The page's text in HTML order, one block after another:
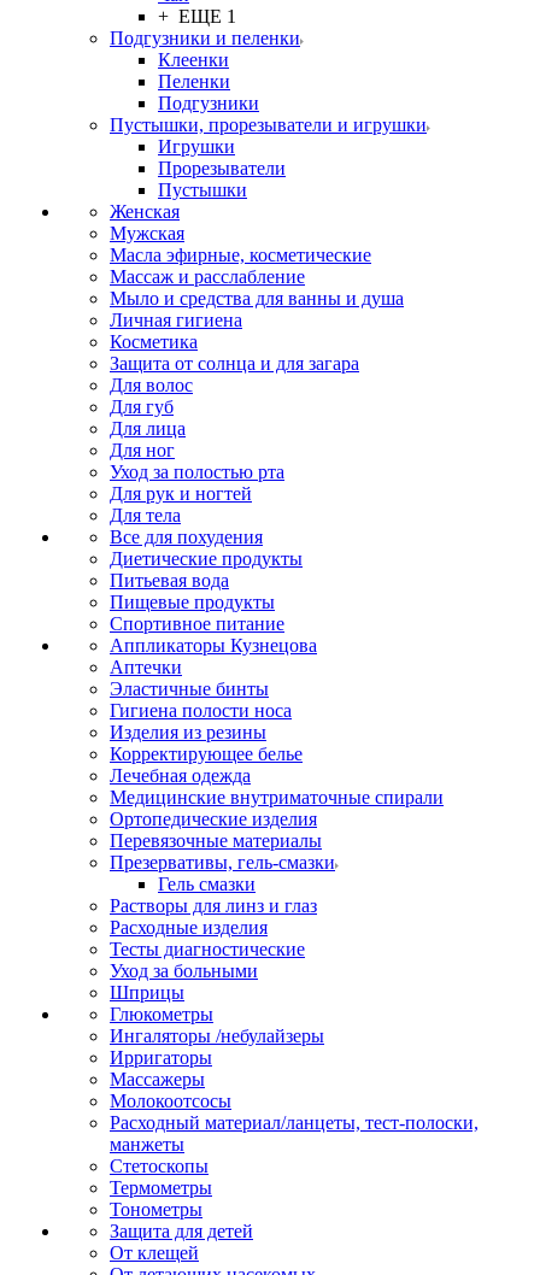
+ ЕЩЕ 1
Подгузники и пеленки
Клеенки
Пеленки
Подгузники
Пустышки, прорезыватели и игрушки
Игрушки
Прорезыватели
Пустышки
Женская
Мужская
Масла эфирные, косметические
Массаж и расслабление
Мыло и средства для ванны и душа
Личная гигиена
Косметика
Защита от солнца и для загара
Для волос
Для губ
Для лица
Для ног
Уход за полостью рта
Для рук и ногтей
Для тела
Все для похудения
Диетические продукты
Питьевая вода
Пищевые продукты
Спортивное питание
Аппликаторы Кузнецова
Аптечки
Эластичные бинты
Гигиена полости носа
Изделия из резины
Корректирующее белье
Лечебная одежда
Медицинские внутриматочные спирали
Ортопедические изделия
Перевязочные материалы
Презервативы, гель-смазки
Гель смазки
Растворы для линз и глаз
Расходные изделия
Тесты диагностические
Уход за больными
Шприцы
Глюкометры
Ингаляторы /небулайзеры
Ирригаторы
Массажеры
Молокоотсосы
Расходный материал/ланцеты, тест-полоски,
манжеты
Стетоскопы
Термометры
Тонометры
Защита для детей
От клещей